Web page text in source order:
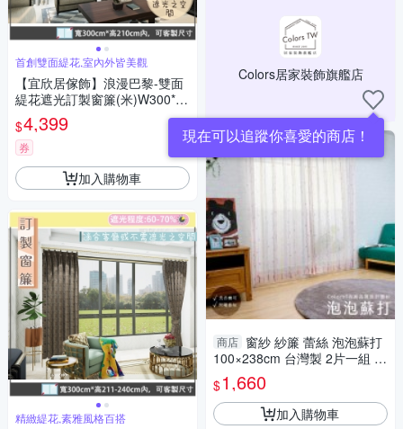
首創雙面緹花,室內外皆美觀
【宜欣居傢飾】浪漫巴黎-雙面
緹花遮光訂製窗簾(米)W300*H
210cm以內*2片/台灣製MIT
$4,399
券
加入購物車
精緻緹花,素雅風格百搭
Colors居家裝飾旗艦店
商店 窗紗 紗簾 蕾絲 泡泡蘇打
100×238cm 台灣製 2片一組 可
水洗 落地窗 兩倍抓皺
$1,660
加入購物車